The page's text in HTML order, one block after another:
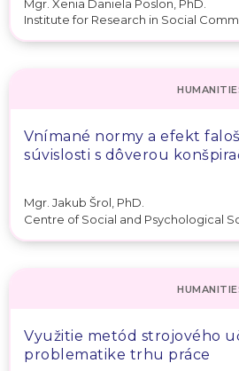
Mgr. Xenia Daniela Poslon, PhD.
Institute for Research in Social
Vnímané normy a efekt
súvislosti s dôverou
Mgr. Jakub Šrol, PhD.
Centre of Social and Psychological
Využitie metód strojového
problematike trhu práce